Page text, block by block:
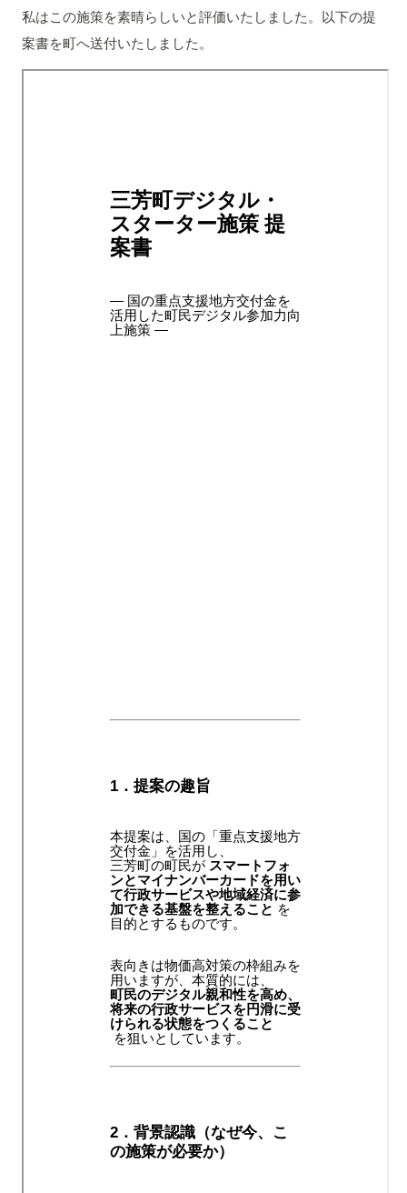
私はこの施策を素晴らしいと評価いたしました。以下の提
案書を町へ送付いたしました。